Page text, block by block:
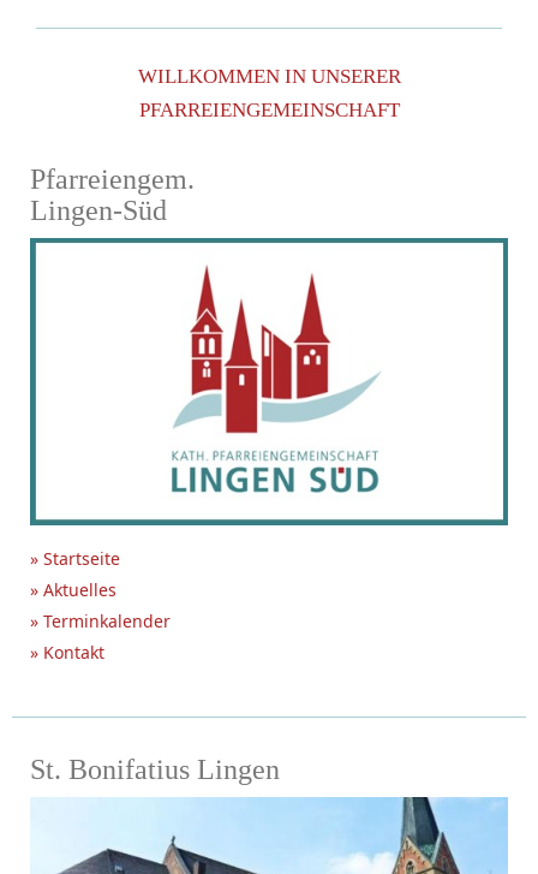
WILLKOMMEN IN UNSERER
PFARREIENGEMEINSCHAFT
Pfarreiengem.
Lingen-Süd
» Startseite
» Aktuelles
» Terminkalender
» Kontakt
St. Bonifatius Lingen